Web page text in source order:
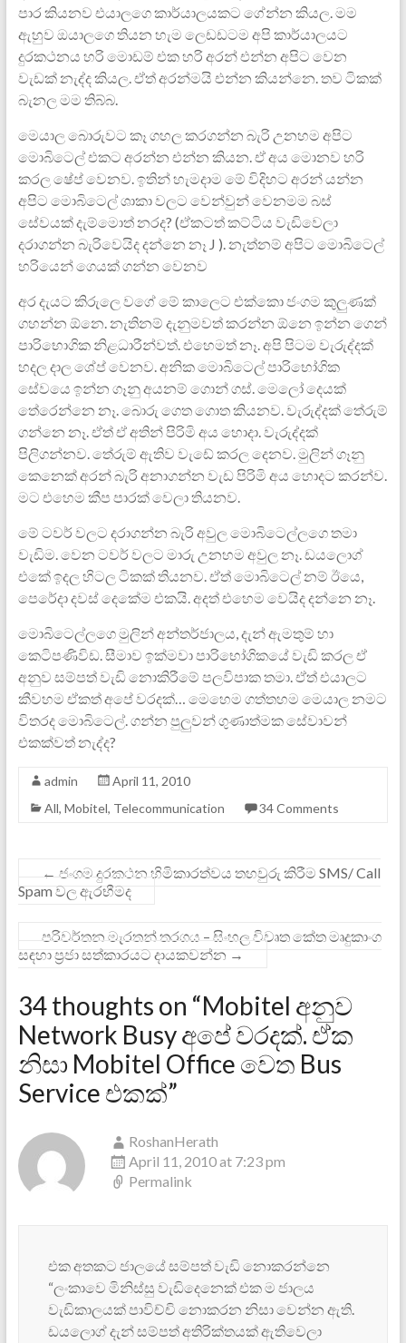
පාර කියනව එයාලගෙ කාර්යාලයකට ගේන්න කියල. මම
ඇහුව ඔයාලගෙ තියන හැම ලෙඩඩටම අපි කාර්යාලයට
දුරකථනය හරි මොඩම් එක හරි අරන් එන්න අපිට වෙන
වැඩක් නැද්ද කියල. ඒත් අරන්මයි එන්න කියන්නෙ. තව ටිකක්
බැනල මම තිබ්බ.
මෙයාල බොරුවට කෑ ගහල කරගන්න බැරි උනහම අපිට
මොබිටෙල් එකට අරන්න එන්න කියන. ඒ අය මොනව හරි
කරල ෂේප් වෙනව. ඉතින් හැමදාම මේ විදිහට අරන් යන්න
අපිට මොබිටෙල් ශාකා වලට වෙන්වුන් වෙනමම බස්
සේවයක් දැම්මොත් නරද? (ඒකටත් කට්ටිය වැඩිවෙලා
දරාගන්න බැරිවෙයිද දන්නෙ නෑ J ). නැත්නම් අපිට මොබිටෙල්
හරියෙන් ගෙයක් ගන්න වෙනව
අර දැයට කිරුලෙ වගේ මේ කාලෙට එක්කො ජංගම කුලුණක්
ගහන්න ඕනෙ. නැතිනම් දැනුමවත් කරන්න ඕනෙ ඉන්න ගෙන්
පාරිභොගික නිළධාරීන්වත්. එහෙමත් නෑ. අපි පිටම වැරුද්දක්
හදල දාල ශේප් වෙනව‍. අනික මොබිටෙල් පාරිභෝගික
සේවයෙ ඉන්න ගෑනු අයනම් ගොන් ගස්. මෙලෝ දෙයක්
තේරෙන්නෙ නෑ. බොරු ගෙත ගොත කියනව. වැරුද්දක් තේරුම්
ගන්නෙ නෑ. ඒත් ඒ අතින් පිරිමි අය හොදා. වැරුද්දක්
පිලිගන්නව. තේරුම් ඇතිව වැඩේ කරල දෙනව. මුලින් ගෑනු
කෙනෙක් අරන් බැරි අනාගන්න වැඩ පිරිමි අය හොදට කරන්ව.
මට එහෙම කීප පාරක් වෙලා තියනව.
මේ ටවර් වලට දරාගන්න බැරි අවුල මොබිටෙල්ලගෙ තමා
වැඩිම. වෙන ටවර් වලට මාරු උනහම අවුල නෑ. ඩයලොග්
එකේ ඉදල හිටල ටිකක් තියනව. ඒත්‍ මොබිටෙල් නම් ‍ඊයෙ,
පෙරේදා දවස් දෙකේම එකයි. අදත් එහෙම වෙයිද දන්නෙ නෑ.
මොබිටෙල්ලගෙ මුලින් අන්තර්ජාලය, දැන් ඇමතුම් හා
කෙටිපණිවිඩ. සීමාව ඉක්මවා පාරිභෝගිකයේ වැඩි කරල ඒ
අනුව සම්පත් වැඩි නොකිරීමේ පලවිපාක තමා. ඒත් එයාලට
කීවහම ඒකත් අපේ වරදක්… මෙහෙම ගත්තහම මෙයාල නමට
විතරද මොබිටෙල්. ගන්න පුලුවන් ගුණාත්මක සේවාවන්
එකක්වත් නැද්ද?
admin
April 11, 2010
All, Mobitel, Telecommunication 34 Comments
← ජංගම දුරකථන හිමිකාරත්වය තහවුරු කිරීම SMS/ Call
Spam වල ඇරභීමද
පරිවර්තන මැරතන් තරගය – සිංහල විවෘත කේත මෘදුකාංග
සඳහා ප්‍රජා සත්කාරයට දායකවන්න →
34 thoughts on “Mobitel අනුව
Network Busy අපේ වරදක්. ඒක
නිසා Mobitel Office වෙත Bus
Service එකක්”
RoshanHerath
April 11, 2010 at 7:23 pm
Permalink
එක අතකට ජාලයේ සම්පත් වැඩි නොකරන්නෙ
“ලංකාවෙ මිනිස්සු වැඩිදෙනෙක් එක ම ජාලය
වැඩිකාලයක් පාවිච්චි නොකරන නිසා වෙන්න ඇති.
ඩයලොග් දැන් සම්පත් අතිරික්තයක් ඇතිවෙලා